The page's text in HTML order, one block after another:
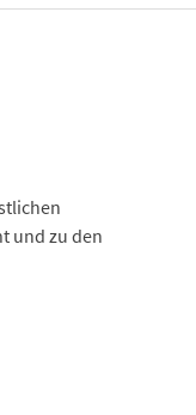
und zu den